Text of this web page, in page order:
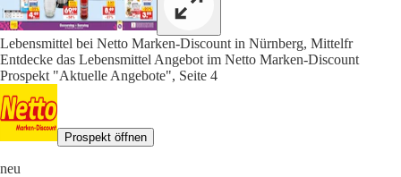
Lebensmittel bei Netto Marken-Discount in Nürnberg, Mittelfr
Entdecke das Lebensmittel Angebot im Netto Marken-Discount
Prospekt "Aktuelle Angebote", Seite 4
Prospekt öffnen
neu